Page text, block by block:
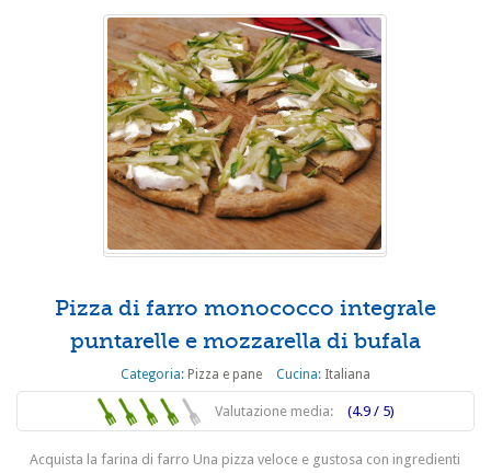
Pizza di farro monococco integrale
puntarelle e mozzarella di bufala
Categoria: Pizza e pane Cucina: Italiana
Valutazione media: (4.9 / 5)
Acquista la farina di farro Una pizza veloce e gustosa con ingredienti